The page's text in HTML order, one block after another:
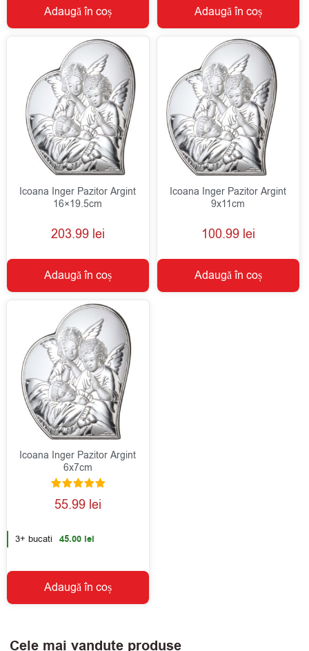
Adaugă în coș Adaugă în coș
Icoana Inger Pazitor Argint
16×19.5cm
203.99 lei
Adaugă în coș
Icoana Inger Pazitor Argint
9x11cm
100.99 lei
Adaugă în coș
Icoana Inger Pazitor Argint
6x7cm
Evaluat la
5.00
55.99 lei
3+ bucati 45.00 lei
Adaugă în coș
Cele mai vandute produse